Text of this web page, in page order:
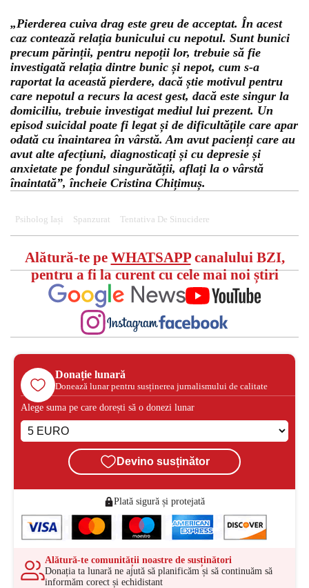
„Pierderea cuiva drag este greu de acceptat. În acest
caz contează relația bunicului cu nepotul. Sunt bunici
precum părinții, pentru nepoții lor, trebuie să fie
investigată relația dintre bunic și nepot, cum s-a
raportat la această pierdere, dacă știe motivul pentru
care nepotul a recurs la acest gest, dacă este singur la
domiciliu, trebuie investigat mediul lui prezent. Un
episod suicidal poate fi legat și de dificultățile care apar
odată cu înaintarea în vârstă. Am avut pacienți care au
avut alte afecțiuni, diagnosticați și cu depresie și
anxietate pe fondul singurătății, aflați la o vârstă
înaintată”, încheie Cristina Chițimuș.
Psiholog Iași Spanzurat Tentativa De Sinucidere
Alătură-te pe WHATSAPPcanalului BZI,
pentru a fi la curent cu cele mai noi știri
Donație lunară
Donează lunar pentru susținerea jurnalismului de calitate
Alege suma pe care dorești să o donezi lunar
Devino susținător
Plată sigură și protejată
Alătură-te comunității noastre de susținători
Donația ta lunară ne ajută să planificăm și să continuăm să
informăm corect și echidistant